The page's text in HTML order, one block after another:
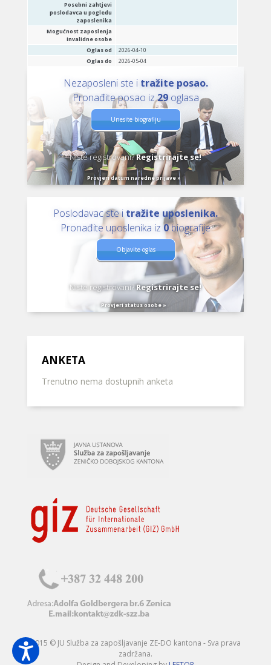
Posebni zahtjevi
poslodavca u pogledu
zaposlenika
Mogućnost zaposlenja
invalidne osobe
Oglas od
2026-04-10
Oglas do
2026-05-04
Nezaposleni ste i tražite posao.
Pronađite posao iz29oglasa
Unesite biografiju
Niste registrovani?Registrirajte se!
Provjeri datum naredne prijave »
Poslodavac ste i tražite uposlenika.
Pronađite uposlenika iz 0biografije
Objavite oglas
Niste registrovani?Registrirajte se!
Provjeri status osobe »
ANKETA
Trenutno nema dostupnih anketa
2015 © JU Služba za zapošljavanje ZE-DO kantona - Sva prava
zadržana.